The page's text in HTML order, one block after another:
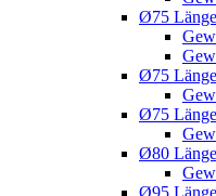
Ø75
Ø75
Ø75
Ø80
Ø95